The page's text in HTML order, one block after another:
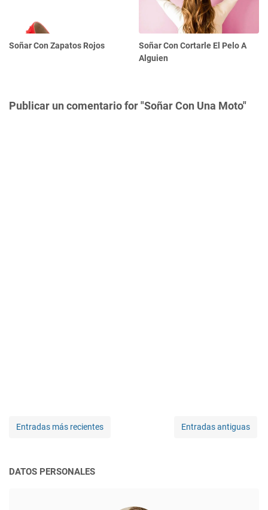
Soñar Con Zapatos Rojos
Soñar Con Cortarle El Pelo A
Alguien
Publicar un comentario for "Soñar Con Una Moto"
Entradas más recientes Entradas antiguas
DATOS PERSONALES